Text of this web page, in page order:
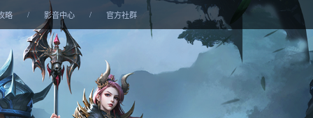
略 / 影音中心 / 官方社群